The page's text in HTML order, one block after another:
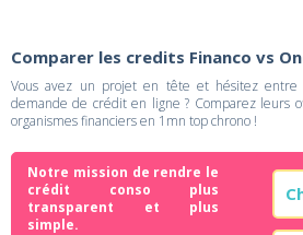
Comparer les credits Financo vs
Vous avez un projet en tête et hésitez entre
demande de crédit en ligne ? Comparez leurs
organismes financiers en 1mn top chrono !
Notre mission de rendre le
crédit conso plus
transparent et plus
simple.